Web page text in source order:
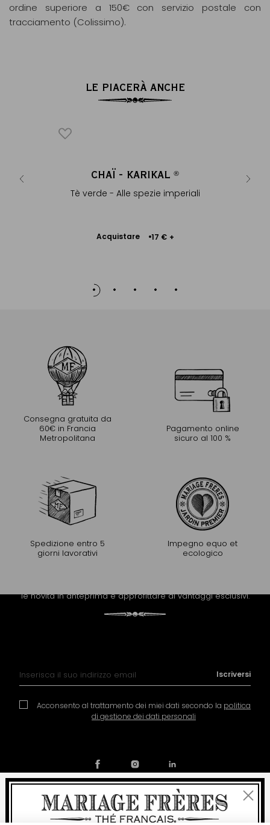
ordine superiore a 150€ con servizio postale con
tracciamento (Colissimo).
LE PIACERÀ ANCHE
CHAÏ - KARIKAL ®
Tè verde - Alle spezie imperiali
Acquistare 17 € +
Aggiungere
Consegna gratuita da
60€ in Francia
Metropolitana
Pagamento online
sicuro al 100 %
Spedizione entro 5
giorni lavorativi
Impegno equo et
ecologico
le novità in anteprima e approfittare di vantaggi esclusivi.
Acconsento al trattamento dei miei dati secondo la politica
di gestione dei dati personali
Iscriversi
Chiudi